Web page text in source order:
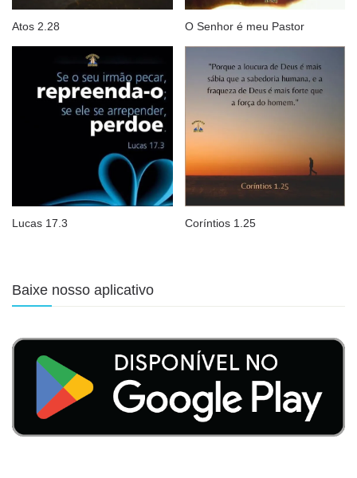
Atos 2.28 O Senhor é meu Pastor
Lucas 17.3 Coríntios 1.25
Baixe nosso aplicativo